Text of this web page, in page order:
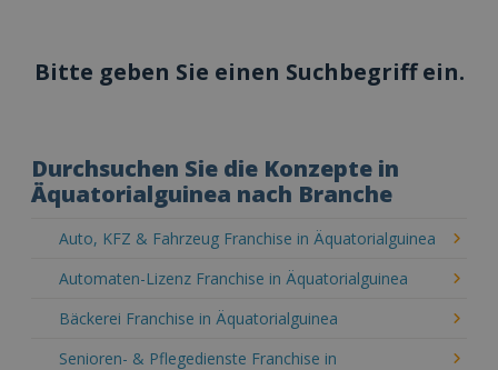
Bitte geben Sie einen Suchbegriff ein.
Durchsuchen Sie die Konzepte in
Äquatorialguinea nach Branche
Auto, KFZ & Fahrzeug Franchise in Äquatorialguinea
Automaten-Lizenz Franchise in Äquatorialguinea
Bäckerei Franchise in Äquatorialguinea
Senioren- & Pflegedienste Franchise in